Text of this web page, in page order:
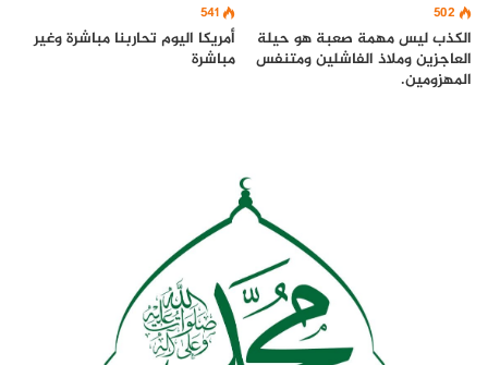
502
الكذب ليس مهمة صعبة هو حيلة
العاجزين وملاذ الفاشلين ومتنفس
المهزومين.
541
أمريكا اليوم تحاربنا مباشرة وغير
مباشرة